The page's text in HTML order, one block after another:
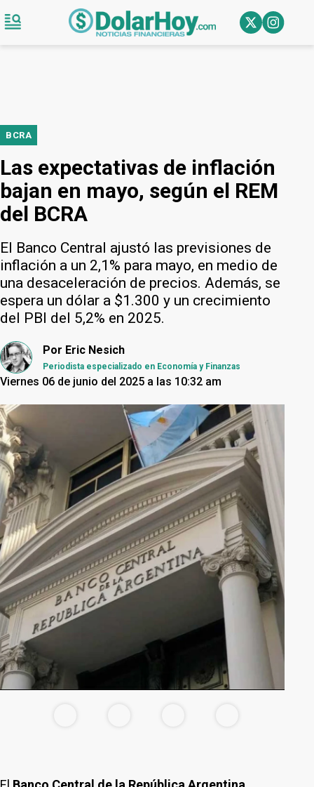
BCRA
Las expectativas de inflación
bajan en mayo, según el REM
del BCRA
El Banco Central ajustó las previsiones de
inflación a un 2,1% para mayo, en medio de
una desaceleración de precios. Además, se
espera un dólar a $1.300 y un crecimiento
del PBI del 5,2% en 2025.
Por Eric Nesich
Periodista especializado en Economía y Finanzas
Viernes 06 de junio del 2025 a las 10:32 am